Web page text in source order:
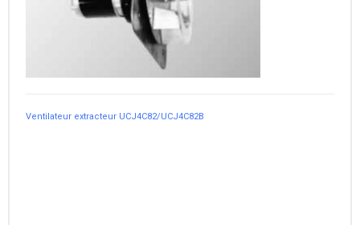
Ventilateur extracteur UCJ4C82/UCJ4C82B